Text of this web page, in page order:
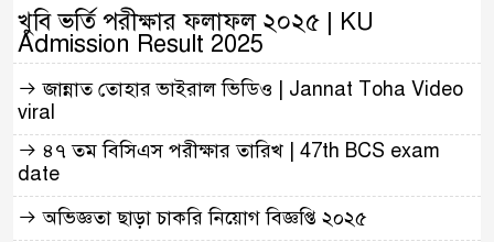
খুবি ভর্তি পরীক্ষার ফলাফল ২০২৫ | KU
Admission Result 2025
জান্নাত তোহার ভাইরাল ভিডিও | Jannat Toha Video
viral
৪৭ তম বিসিএস পরীক্ষার তারিখ | 47th BCS exam
date
অভিজ্ঞতা ছাড়া চাকরি নিয়োগ বিজ্ঞপ্তি ২০২৫